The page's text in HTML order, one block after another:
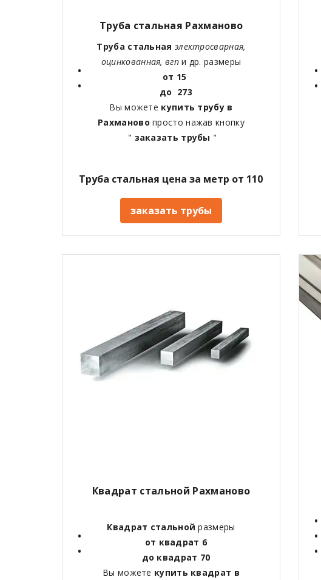
Труба стальная Рахманово
Труба стальная электросварная,
оцинкованная, вгпи др. размеры
от 15
до 273
Вы можете купить трубу в
Рахмановопросто нажав кнопку
" заказать трубы "
Труба стальная цена за метр от 110
заказать трубы
Квадрат стальной Рахманово
Квадрат стальной размеры
от квадрат 6
до квадрат 70
Вы можете купить квадрат в